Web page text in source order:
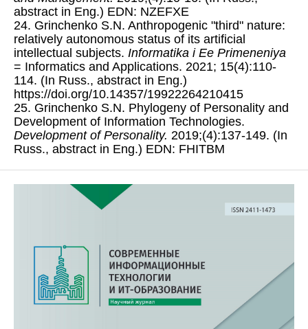
abstract in Eng.) EDN: NZEFXE
24. Grinchenko S.N. Anthropogenic "third" nature:
relatively autonomous status of its artificial
intellectual subjects. Informatika i Ee Primeneniya
= Informatics and Applications. 2021; 15(4):110-
114. (In Russ., abstract in Eng.)
https://doi.org/10.14357/19922264210415
25. Grinchenko S.N. Phylogeny of Personality and
Development of Information Technologies.
Development of Personality. 2019;(4):137-149. (In
Russ., abstract in Eng.) EDN: FHITBM